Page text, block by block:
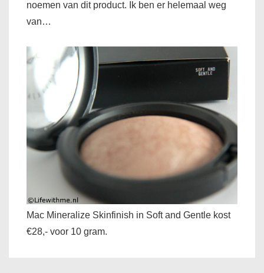
noemen van dit product. Ik ben er helemaal weg
van…
Mac Mineralize Skinfinish in Soft and Gentle kost
€28,- voor 10 gram.